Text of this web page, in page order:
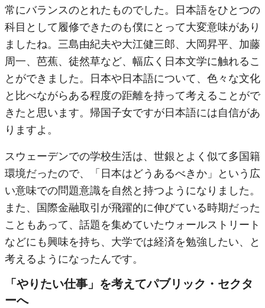
常にバランスのとれたものでした。日本語をひとつの
科目として履修できたのも僕にとって大変意味があり
ましたね。三島由紀夫や大江健三郎、大岡昇平、加藤
周一、芭蕉、徒然草など、幅広く日本文学に触れるこ
とができました。日本や日本語について、色々な文化
と比べながらある程度の距離を持って考えることがで
きたと思います。帰国子女ですが日本語には自信があ
りますよ。
スウェーデンでの学校生活は、世銀とよく似て多国籍
環境だったので、「日本はどうあるべきか」という広
い意味での問題意識を自然と持つようになりました。
また、国際金融取引が飛躍的に伸びている時期だった
こともあって、話題を集めていたウォールストリート
などにも興味を持ち、大学では経済を勉強したい、と
考えるようになったんです。
「やりたい仕事」を考えてパブリック・セクタ
ーへ